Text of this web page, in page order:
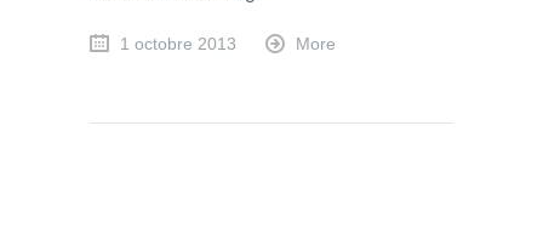
1 octobre 2013 More